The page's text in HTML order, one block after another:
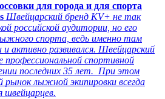
для города и для спорта
Швейцарский бренд KV+ не так
российской аудитории, но его
спорта, ведь именно там
активно развивался. Швейцарский
профессиональной спортивной
последних 35 лет. При этом
рынок лыжной экипировки всегда